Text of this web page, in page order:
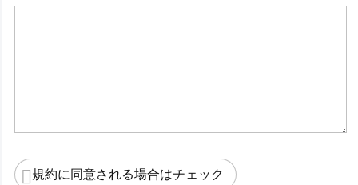
規約に同意される場合はチェック